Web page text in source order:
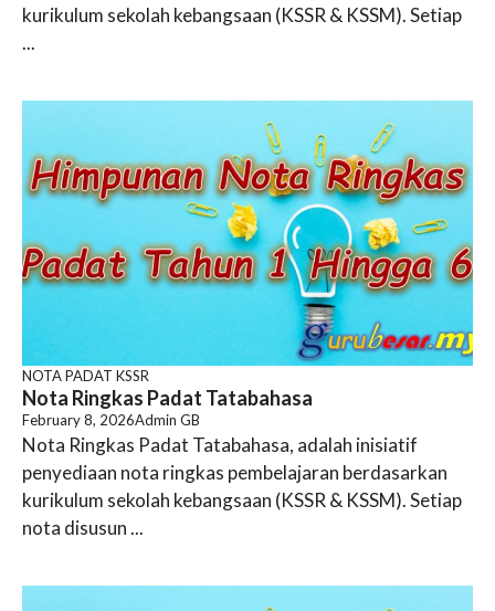
kurikulum sekolah kebangsaan (KSSR & KSSM). Setiap
...
NOTA PADAT KSSR
Nota Ringkas Padat Tatabahasa
February 8, 2026Admin GB
Nota Ringkas Padat Tatabahasa, adalah inisiatif
penyediaan nota ringkas pembelajaran berdasarkan
kurikulum sekolah kebangsaan (KSSR & KSSM). Setiap
nota disusun ...